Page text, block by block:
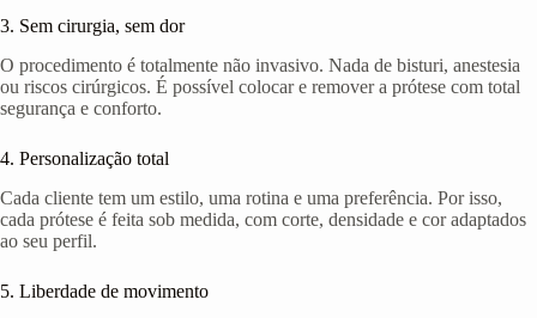
3. Sem cirurgia, sem dor
O procedimento é totalmente não invasivo. Nada de bisturi, anestesia
ou riscos cirúrgicos. É possível colocar e remover a prótese com total
segurança e conforto.
4. Personalização total
Cada cliente tem um estilo, uma rotina e uma preferência. Por isso,
cada prótese é feita sob medida, com corte, densidade e cor adaptados
ao seu perfil.
5. Liberdade de movimento